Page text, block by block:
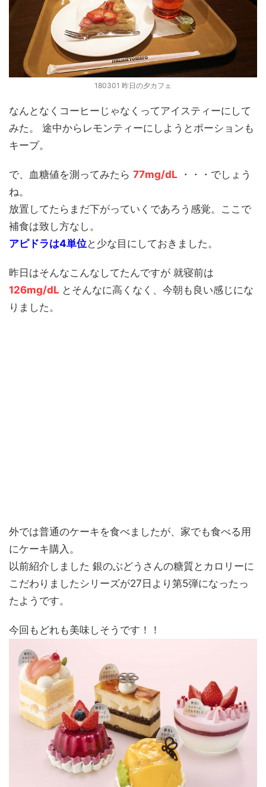
180301 昨日の夕カフェ
なんとなくコーヒーじゃなくってアイスティーにして
みた。 途中からレモンティーにしようとポーションも
キープ。
で、血糖値を測ってみたら 77mg/dL ・・・でしょう
ね。
放置してたらまだ下がっていくであろう感覚。ここで
補食は致し方なし。
アピドラは4単位と少な目にしておきました。
昨日はそんなこんなしてたんですが 就寝前は
126mg/dL とそんなに高くなく、今朝も良い感じにな
りました。
外では普通のケーキを食べましたが、家でも食べる用
にケーキ購入。
以前紹介しました 銀のぶどうさんの糖質とカロリーに
こだわりましたシリーズが27日より第5弾になったっ
たようです。
今回もどれも美味しそうです！！